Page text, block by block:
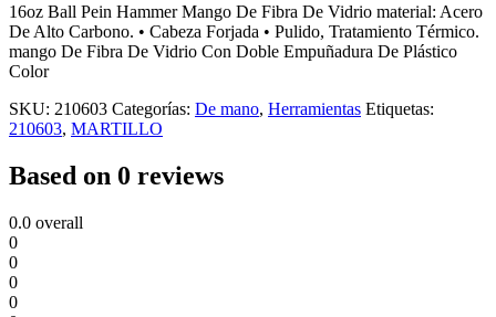
16oz Ball Pein Hammer Mango De Fibra De Vidrio material: Acero
De Alto Carbono. • Cabeza Forjada • Pulido, Tratamiento Térmico.
mango De Fibra De Vidrio Con Doble Empuñadura De Plástico
Color
SKU: 210603 Categorías: De mano, Herramientas Etiquetas:
210603, MARTILLO
Based on 0 reviews
0.0 overall
0
0
0
0